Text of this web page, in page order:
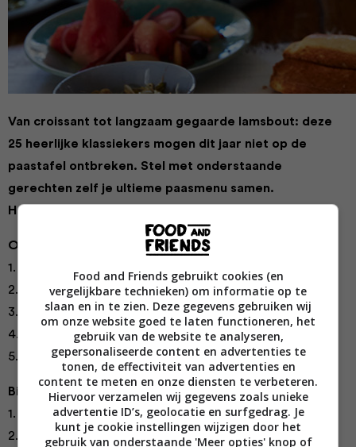
Van croissant tot langzaam gegaarde lamsbout: deze
25 heerlijke klassiekers mogen dit jaar niet op de
paastafel ontbreken. Stel met onderstaande
gerechten zelf je ultieme paasmenu samen.
Het worden heerlijke paasdagen!
Overheerlijk ontbijtje
1.
2.
Eieren met chilizout
3.
Croissants
4.
Tomatentoast met ei
5.
Chocoladebroodjes met kersen
Bijzondere brunch
1.
Wafel met gerookte zalm en roomkaas
2.
Cupcakes met ontbijtspek
Food and Friends gebruikt cookies (en
vergelijkbare technieken) om informatie op te
slaan en in te zien. Deze gegevens gebruiken wij
om onze website goed te laten functioneren, het
gebruik van de website te analyseren,
gepersonaliseerde content en advertenties te
tonen, de effectiviteit van advertenties en
content te meten en onze diensten te verbeteren.
Hiervoor verzamelen wij gegevens zoals unieke
advertentie ID’s, geolocatie en surfgedrag. Je
kunt je cookie instellingen wijzigen door het
gebruik van onderstaande 'Meer opties' knop of